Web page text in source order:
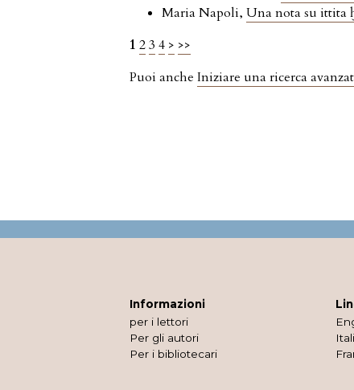
Maria Napoli,Una nota su ittita
1 23 4 > >>
Puoi ancheIniziare una ricerca
Informazioni
per i lettori
Per gli autori
Per i bibliotecari